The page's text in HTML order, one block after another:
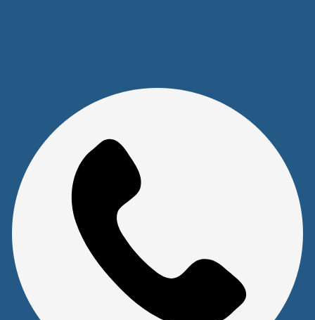
Доставка и оплата
Политика обработки персональных данных
Юридическим лицам
Сервисный центр
Прайс на услуги Сервисного Центра
Оставайтесь на связи
Наши контакты